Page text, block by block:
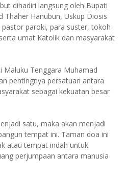
dihadiri langsung oleh Bupati
Thaher Hanubun, Uskup Diosis
paroki, para suster, tokoh
umat Katolik dan masyarakat
Maluku Tenggara Muhamad
pentingnya persatuan antara
sebagai kekuatan besar
satu, maka akan menjadi
tempat ini. Taman doa ini
atau tempat indah untuk
perjumpaan antara manusia